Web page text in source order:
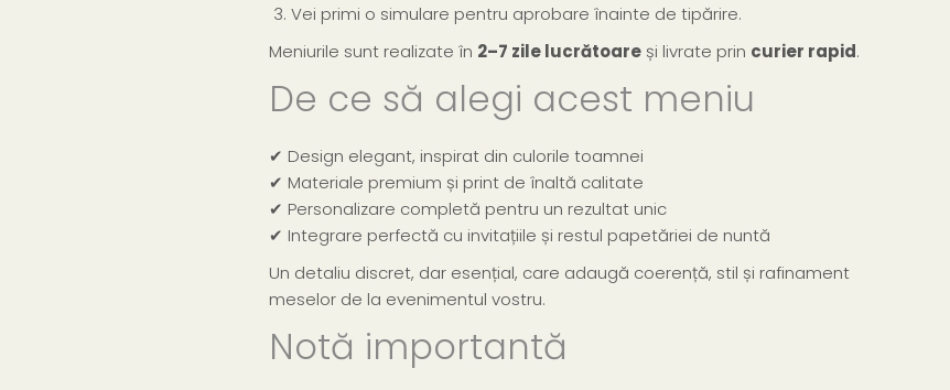
Vei primi o simulare pentru aprobare înainte de tipărire.
Meniurile sunt realizate în 2–7 zile lucrătoareși livrate prin curier rapid.
De ce să alegi acest meniu
✔ Design elegant, inspirat din culorile toamnei
✔ Materiale premium și print de înaltă calitate
✔ Personalizare completă pentru un rezultat unic
✔ Integrare perfectă cu invitațiile și restul papetăriei de nuntă
Un detaliu discret, dar esențial, care adaugă coerență, stil și rafinament
meselor de la evenimentul vostru.
Notă importantă